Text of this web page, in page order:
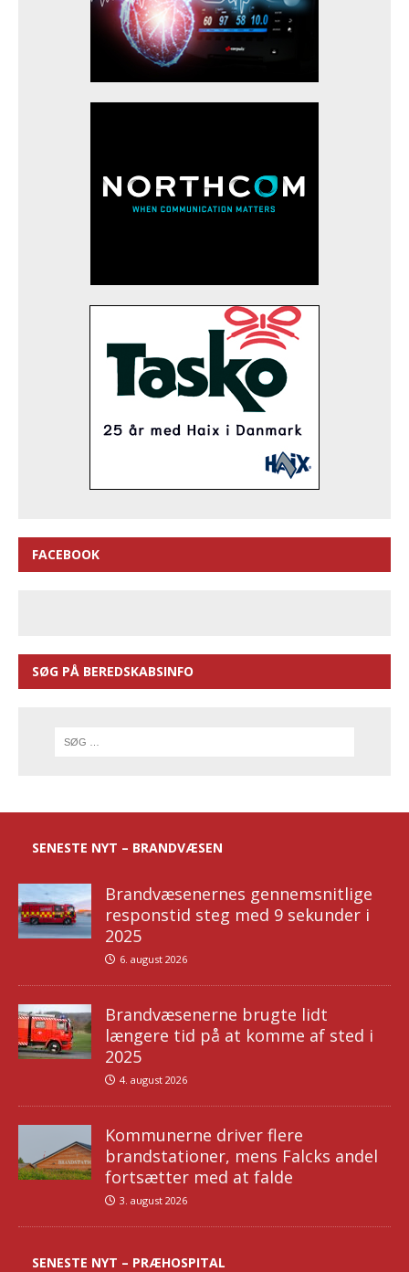
FACEBOOK
SØG PÅ BEREDSKABSINFO
SENESTE NYT – BRANDVÆSEN
Brandvæsenernes gennemsnitlige
responstid steg med 9 sekunder i
2025
6. august 2026
Brandvæsenerne brugte lidt
længere tid på at komme af sted i
2025
4. august 2026
Kommunerne driver flere
brandstationer, mens Falcks andel
fortsætter med at falde
3. august 2026
SENESTE NYT – PRÆHOSPITAL